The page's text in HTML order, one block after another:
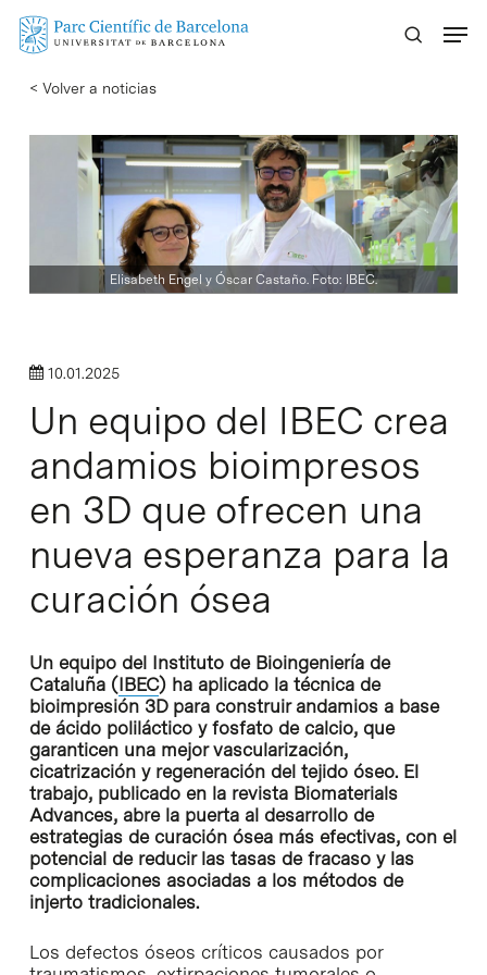
Skip
content
< Volver a noticias
Elisabeth Engel y Óscar Castaño. Foto: IBEC.
10.01.2025
Un equipo del IBEC crea
andamios bioimpresos
en 3D que ofrecen una
nueva esperanza para la
curación ósea
Un equipo del Instituto de Bioingeniería de
Cataluña (IBEC) ha aplicado la técnica de
bioimpresión 3D para construir andamios a base
de ácido poliláctico y fosfato de calcio, que
garanticen una mejor vascularización,
cicatrización y regeneración del tejido óseo. El
trabajo, publicado en la revista Biomaterials
Advances, abre la puerta al desarrollo de
estrategias de curación ósea más efectivas, con el
potencial de reducir las tasas de fracaso y las
complicaciones asociadas a los métodos de
injerto tradicionales.
Los defectos óseos críticos causados por